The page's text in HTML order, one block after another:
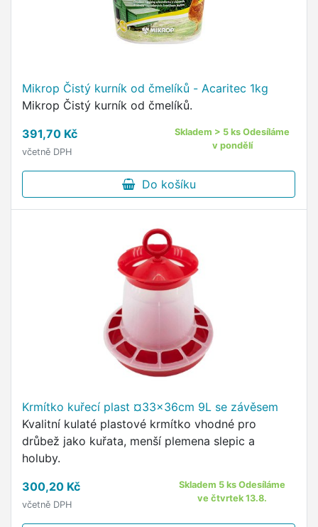
Mikrop Čistý kurník od čmelíků - Acaritec 1kg
Mikrop Čistý kurník od čmelíků.
391,70 Kč
včetně DPH
Skladem > 5 ks Odesíláme
v pondělí
Do košíku
Krmítko kuřecí plast ¤33x36cm 9L se závěsem
Kvalitní kulaté plastové krmítko vhodné pro
drůbež jako kuřata, menší plemena slepic a
holuby.
300,20 Kč
včetně DPH
Skladem 5 ks Odesíláme
ve čtvrtek 13.8.